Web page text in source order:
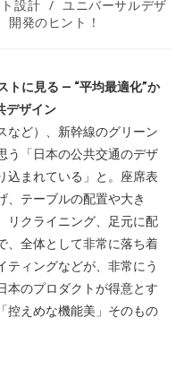
設計 / ユニバーサルデザ
開発のヒント！
トに見る ― “平均最適化”か
デザイン
など）、新幹線のグリーン
う「日本の公共交通のデザ
込まれている」と。座席表
、テーブルの配置や大き
リクライニング、足元に配
、全体として非常に落ち着
ティングなどが、非常にう
本のプロダクトが得意とす
控えめな機能美」そのもの